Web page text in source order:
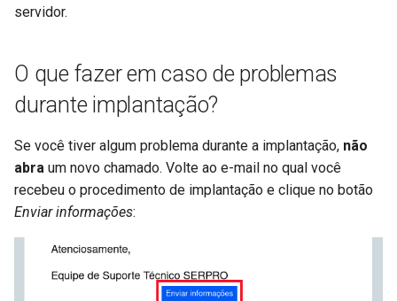
servidor.
O que fazer em caso de problemas
durante implantação?
Se você tiver algum problema durante a implantação, não
abra um novo chamado. Volte ao e-mail no qual você
recebeu o procedimento de implantação e clique no botão
Enviar informações: